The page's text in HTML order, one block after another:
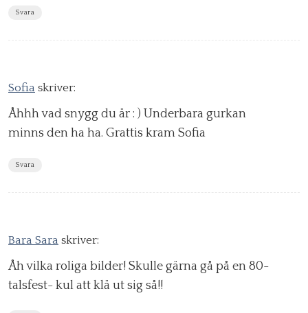
Svara
Sofia skriver:
Åhhh vad snygg du är : ) Underbara gurkan
minns den ha ha. Grattis kram Sofia
Svara
Bara Sara skriver:
Åh vilka roliga bilder! Skulle gärna gå på en 80-
talsfest- kul att klä ut sig så!!